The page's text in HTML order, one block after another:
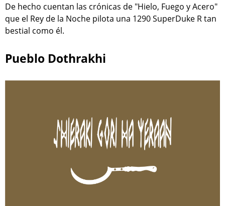
De hecho cuentan las crónicas de "Hielo, Fuego y Acero"
que el Rey de la Noche pilota una 1290 SuperDuke R tan
bestial como él.
Pueblo Dothrakhi